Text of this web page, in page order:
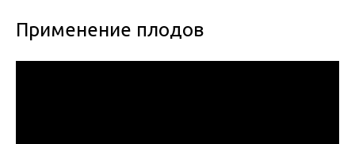
Применение плодов